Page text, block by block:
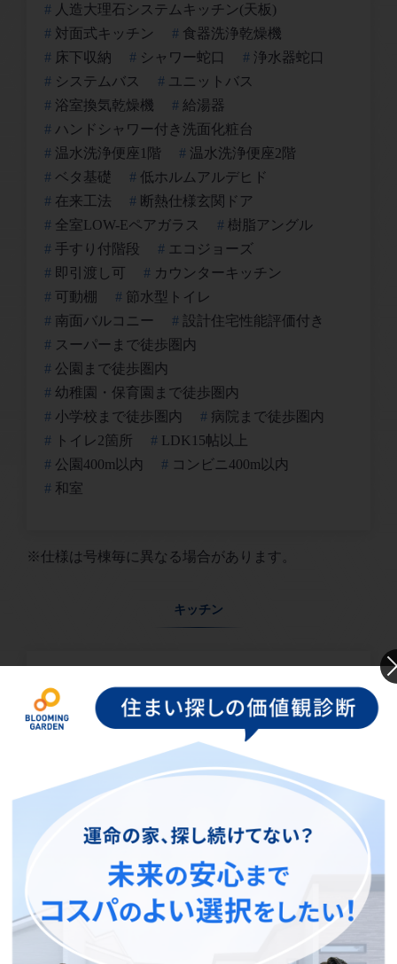
人造大理石システムキッチン(天板)
対面式キッチン
食器洗浄乾燥機
床下収納
シャワー蛇口
浄水器蛇口
システムバス
ユニットバス
浴室換気乾燥機
給湯器
ハンドシャワー付き洗面化粧台
温水洗浄便座1階
温水洗浄便座2階
ベタ基礎
低ホルムアルデヒド
在来工法
断熱仕様玄関ドア
全室LOW-Eペアガラス
樹脂アングル
手すり付階段
エコジョーズ
即引渡し可
カウンターキッチン
可動棚
節水型トイレ
南面バルコニー
設計住宅性能評価付き
スーパーまで徒歩圏内
公園まで徒歩圏内
幼稚園・保育園まで徒歩圏内
小学校まで徒歩圏内
病院まで徒歩圏内
トイレ2箇所
LDK15帖以上
公園400m以内
コンビニ400m以内
和室
※仕様は号棟毎に異なる場合があります。
キッチン
タイプW（食器洗い乾燥機付）
無理のない姿勢でラクラク収納＆取り出し。
使いやすさを優先したスライド収納タイプ。
メーカー
ファーストプラス
タイプ